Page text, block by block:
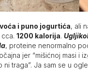
i puno jogurtića, ali
1200 kalorija.
, proteine nenormalno
jer “mišićnoj masi i
traga”. Ja sam se u